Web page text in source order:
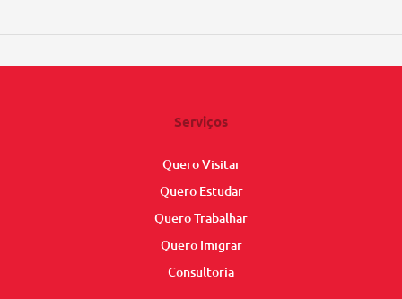
Serviços
Quero Visitar
Quero Estudar
Quero Trabalhar
Quero Imigrar
Consultoria